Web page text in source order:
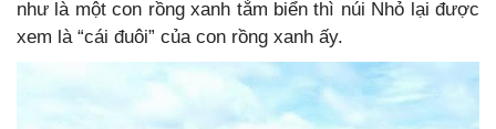
như là một con rồng xanh tắm biển thì núi Nhỏ lại được
xem là “cái đuôi” của con rồng xanh ấy.